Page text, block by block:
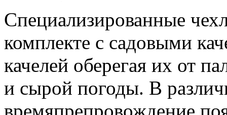
Специализированные
комплекте с садовыми
качелей оберегая их от
и сырой погоды. В
времяпрепровождение